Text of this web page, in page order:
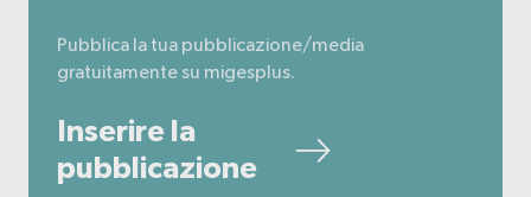
Pubblica la tua pubblicazione/media
gratuitamente su migesplus.
Inserire la
pubblicazione